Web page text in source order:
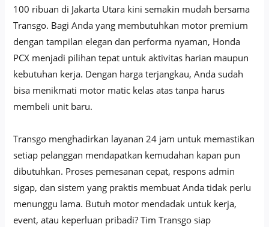
100 ribuan di Jakarta Utara kini semakin mudah bersama
Transgo. Bagi Anda yang membutuhkan motor premium
dengan tampilan elegan dan performa nyaman, Honda
PCX menjadi pilihan tepat untuk aktivitas harian maupun
kebutuhan kerja. Dengan harga terjangkau, Anda sudah
bisa menikmati motor matic kelas atas tanpa harus
membeli unit baru.
Transgo menghadirkan layanan 24 jam untuk memastikan
setiap pelanggan mendapatkan kemudahan kapan pun
dibutuhkan. Proses pemesanan cepat, respons admin
sigap, dan sistem yang praktis membuat Anda tidak perlu
menunggu lama. Butuh motor mendadak untuk kerja,
event, atau keperluan pribadi? Tim Transgo siap